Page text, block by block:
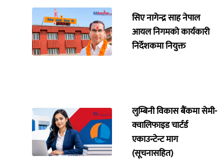
सिए नागेन्द्र साह नेपाल
आयल निगमको कार्यकारी
निर्देशकमा नियुक्त
लुम्बिनी विकास बैंकमा सेमी-
क्वालिफाइड चार्टर्ड
एकाउन्टेन्ट माग
(सूचनासहित)